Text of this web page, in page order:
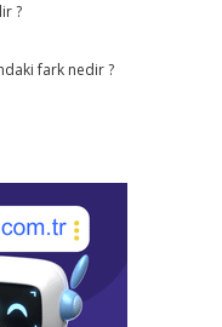
?
fark nedir ?